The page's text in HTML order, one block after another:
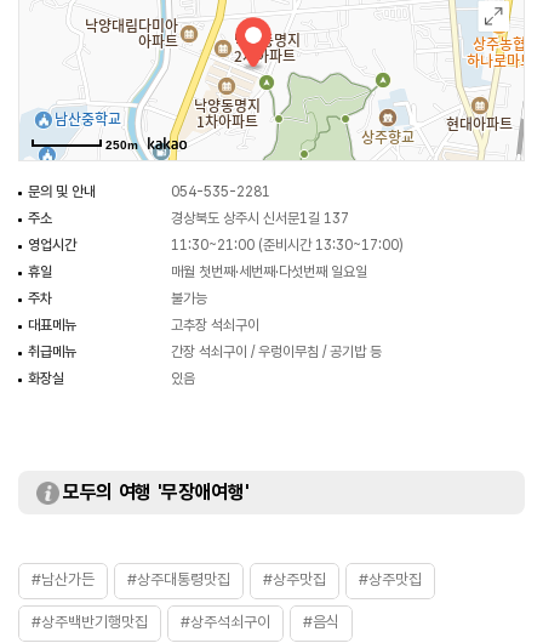
250m
문의 및 안내
054-535-2281
주소
경상북도 상주시 신서문1길 137
영업시간
11:30~21:00 (준비시간 13:30~17:00)
휴일
매월 첫번째·세번째·다섯번째 일요일
주차
불가능
대표메뉴
고추장 석쇠구이
취급메뉴
간장 석쇠구이 / 우렁이무침 / 공기밥 등
화장실
있음
모두의 여행 '무장애여행'
#남산가든 #상주대통령맛집 #상주맛집 #상주맛집
#상주백반기행맛집 #상주석쇠구이 #음식